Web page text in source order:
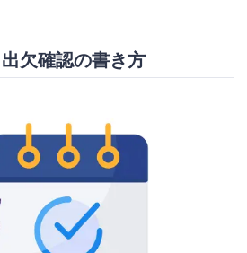
欠確認の書き方